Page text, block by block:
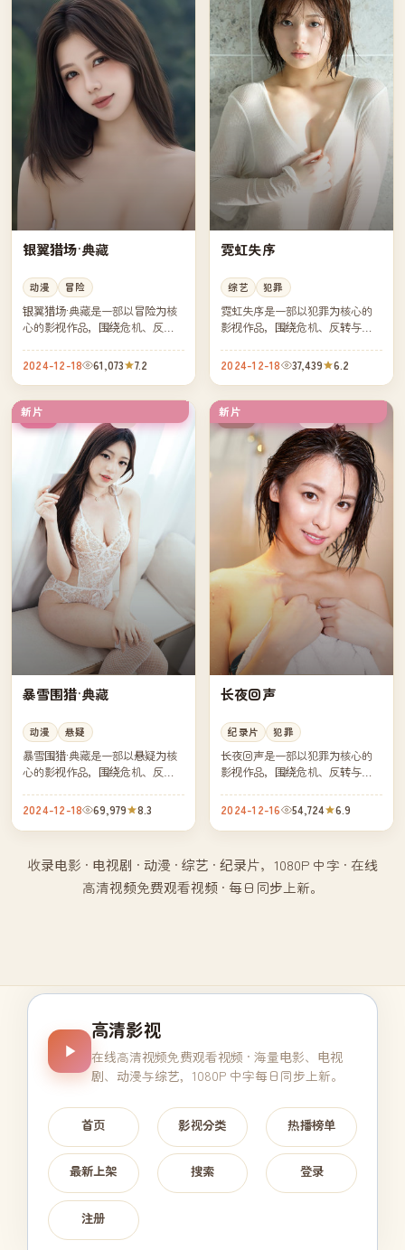
银翼猎场·典藏
动漫 冒险
银翼猎场·典藏是一部以冒险为核
心的影视作品，围绕危机、反转
凑，值得推荐观看。
2024-12-18 61,073 7.2
霓虹失序
综艺 犯罪
霓虹失序是一部以犯罪为核心的
影视作品，围绕危机、反转与人
得推荐观看。
2024-12-18 37,439 6.2
新片
韩国
暴雪围猎·典藏
动漫 悬疑
暴雪围猎·典藏是一部以悬疑为核
心的影视作品，围绕危机、反转
凑，值得推荐观看。
2024-12-18 69,979 8.3
新片
中国
长夜回声
纪录片 犯罪
长夜回声是一部以犯罪为核心的
影视作品，围绕危机、反转与人
得推荐观看。
2024-12-16 54,724 6.9
收录电影 · 电视剧 · 动漫 · 综艺 · 纪录片，1080P 中字 · 在线
高清视频免费观看视频 · 每日同步上新。
高清影视
在线高清视频免费观看视频 · 海量电影、电视
剧、动漫与综艺，1080P 中字每日同步上新。
首页 影视分类 热播榜单
最新上架 搜索 登录
注册